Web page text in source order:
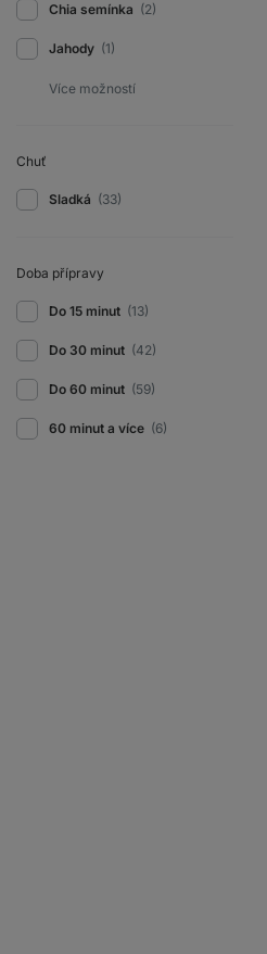
Chia semínka (2)
Jahody (1)
Chuť
Sladká (33)
Doba přípravy
Do 15 minut (13)
Do 30 minut (42)
Do 60 minut (59)
60 minut a více (6)